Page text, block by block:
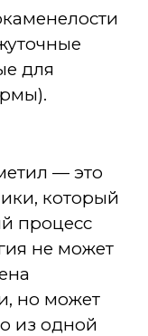
для
— это
который
процесс
не может
но может
из одной